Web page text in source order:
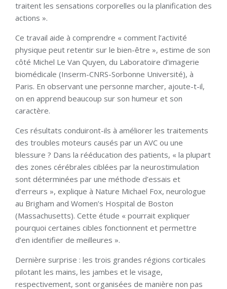
traitent les sensations corporelles ou la planification des
actions ».
Ce travail aide à comprendre « comment l’activité
physique peut retentir sur le bien-être », estime de son
côté Michel Le Van Quyen, du Laboratoire d’imagerie
biomédicale (Inserm-CNRS-Sorbonne Université), à
Paris. En observant une personne marcher, ajoute-t-il,
on en apprend beaucoup sur son humeur et son
caractère.
Ces résultats conduiront-ils à améliorer les traitements
des troubles moteurs causés par un AVC ou une
blessure ? Dans la rééducation des patients, « la plupart
des zones cérébrales ciblées par la neurostimulation
sont déterminées par une méthode d’essais et
d’erreurs », explique à Nature Michael Fox, neurologue
au Brigham and Women’s Hospital de Boston
(Massachusetts). Cette étude « pourrait expliquer
pourquoi certaines cibles fonctionnent et permettre
d’en identifier de meilleures ».
Dernière surprise : les trois grandes régions corticales
pilotant les mains, les jambes et le visage,
respectivement, sont organisées de manière non pas